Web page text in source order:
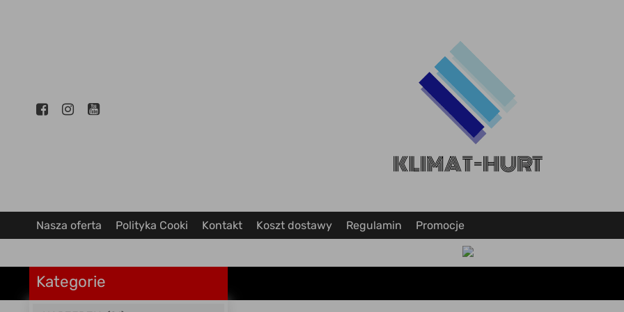
Nasza oferta Polityka Cooki Kontakt Koszt dostawy Regulamin Promocje
Kategorie